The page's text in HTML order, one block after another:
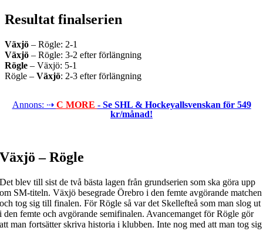
Resultat finalserien
Växjö – Rögle: 2-1
Växjö – Rögle: 3-2 efter förlängning
Rögle – Växjö: 5-1
Rögle – Växjö: 2-3 efter förlängning
Annons: ⇢ C MORE - Se SHL & Hockeyallsvenskan för 549
kr/månad!
Växjö – Rögle
Det blev till sist de två bästa lagen från grundserien som ska göra upp
om SM-titeln. Växjö besegrade Örebro i den femte avgörande matchen
och tog sig till finalen. För Rögle så var det Skellefteå som man slog ut
i den femte och avgörande semifinalen. Avancemanget för Rögle gör
att man fortsätter skriva historia i klubben. Inte nog med att man tog sig